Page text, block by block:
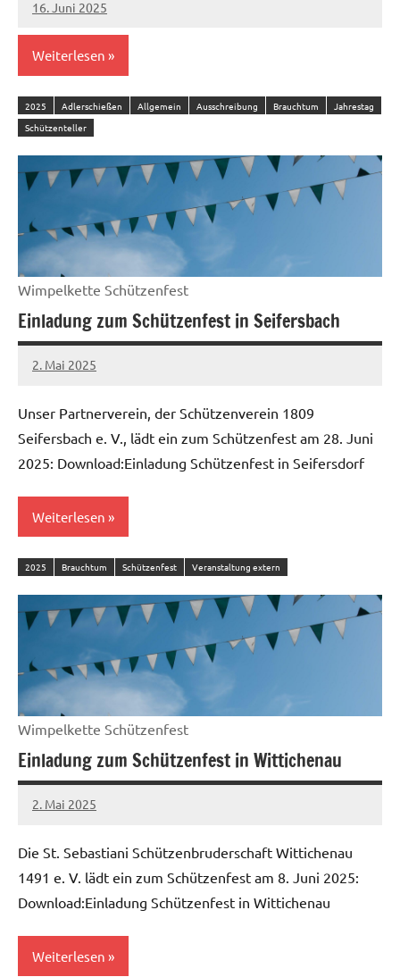
16. Juni 2025
Sandro
Worowsky
Weiterlesen
2025 Adlerschießen Allgemein Ausschreibung Brauchtum
Jahrestag
Schützenteller
Wimpelkette Schützenfest
Einladung zum Schützenfest in Seifersbach
2. Mai 2025
admin
Unser Partnerverein, der Schützenverein 1809
Seifersbach e. V., lädt ein zum Schützenfest am 28. Juni
2025: Download:Einladung Schützenfest in Seifersdorf
Weiterlesen
2025 Brauchtum Schützenfest Veranstaltung extern
Wimpelkette Schützenfest
Einladung zum Schützenfest in Wittichenau
2. Mai 2025
admin
Die St. Sebastiani Schützenbruderschaft Wittichenau
1491 e. V. lädt ein zum Schützenfest am 8. Juni 2025:
Download:Einladung Schützenfest in Wittichenau
Weiterlesen